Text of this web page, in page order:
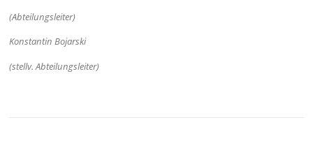
(Abteilungsleiter)
Konstantin Bojarski
(stellv. Abteilungsleiter)